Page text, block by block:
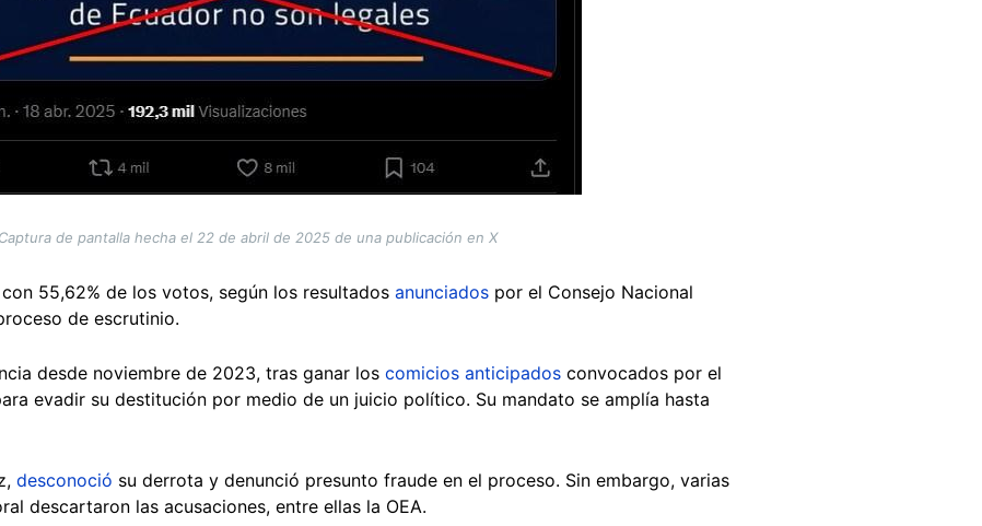
Captura de pantalla hecha el 22 de abril de 2025 de una publicación en X
55,62% de los votos, según los resultados anunciados por el Consejo Nacional
de escrutinio.
desde noviembre de 2023, tras ganar los comicios anticipados convocados por el
evadir su destitución por medio de un juicio político. Su mandato se amplía hasta
desconoció su derrota y denunció presunto fraude en el proceso. Sin embargo, varias
descartaron las acusaciones, entre ellas la OEA.